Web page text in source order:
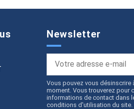
Newsletter
Vous pouvez vous désinscrire
moment. Vous trouverez pour
informations de contact dans
conditions d'utilisation du site.